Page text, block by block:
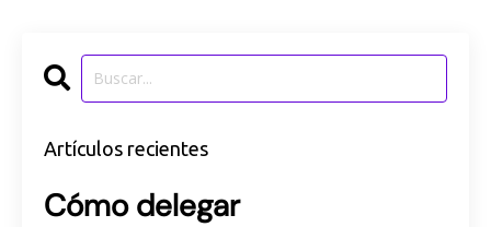
Artículos recientes
Cómo delegar